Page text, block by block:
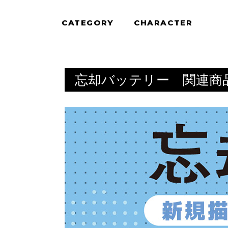
CATEGORY CHARACTER
忘却バッテリー 関連商